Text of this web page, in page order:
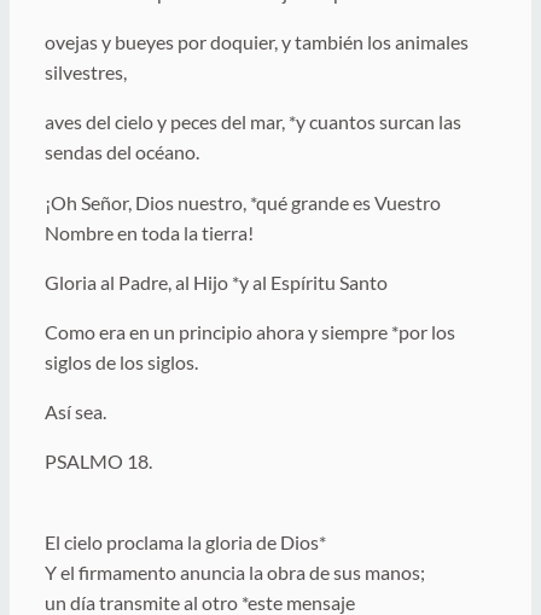
ovejas y bueyes por doquier, y también los animales
silvestres,
aves del cielo y peces del mar, *y cuantos surcan las
sendas del océano.
¡Oh Señor, Dios nuestro, *qué grande es Vuestro
Nombre en toda la tierra!
Gloria al Padre, al Hijo *y al Espíritu Santo
Como era en un principio ahora y siempre *por los
siglos de los siglos.
Así sea.
PSALMO 18.
El cielo proclama la gloria de Dios*
Y el firmamento anuncia la obra de sus manos;
un día transmite al otro *este mensaje